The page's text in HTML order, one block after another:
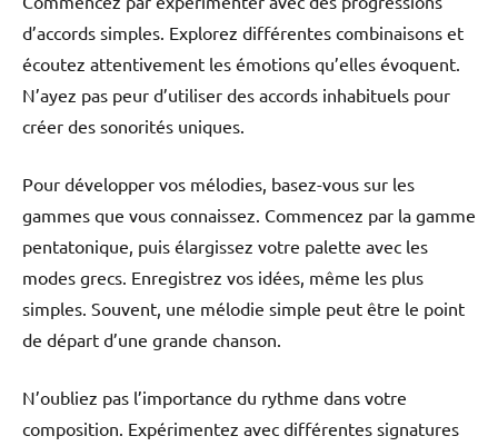
d’accords simples. Explorez différentes combinaisons et
écoutez attentivement les émotions qu’elles évoquent.
N’ayez pas peur d’utiliser des accords inhabituels pour
créer des sonorités uniques.
Pour développer vos mélodies, basez-vous sur les
gammes que vous connaissez. Commencez par la gamme
pentatonique, puis élargissez votre palette avec les
modes grecs. Enregistrez vos idées, même les plus
simples. Souvent, une mélodie simple peut être le point
de départ d’une grande chanson.
N’oubliez pas l’importance du rythme dans votre
composition. Expérimentez avec différentes signatures